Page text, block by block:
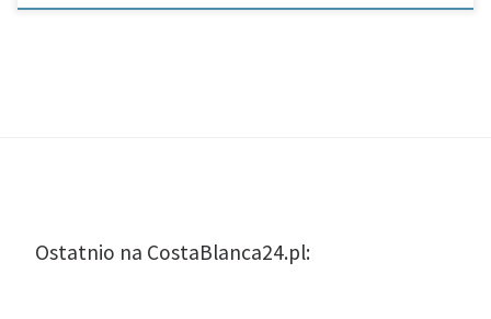
Ostatnio na CostaBlanca24.pl: